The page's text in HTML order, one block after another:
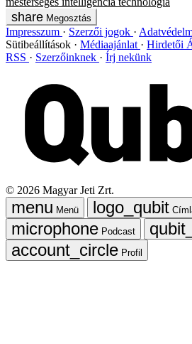
Megosztás
Impresszum Szerzői jogok
Sütibeállítások
Médiaajánlat Hirdetői
RSS
Szerzőinknek Írj nekünk
© 2026 Magyar Jeti Zrt.
Menü
Podcast
Profil